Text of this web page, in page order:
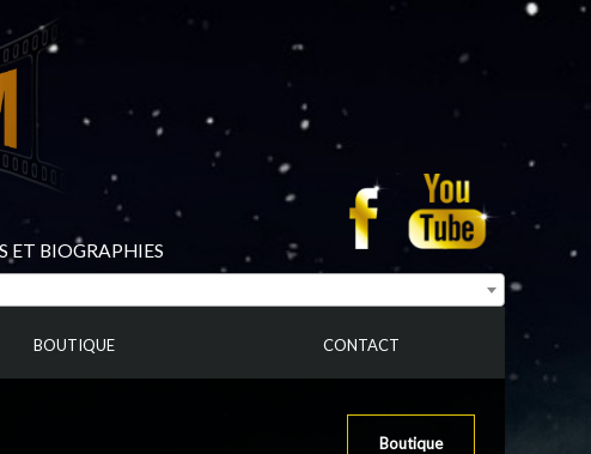
ET BIOGRAPHIES
BOUTIQUE CONTACT
Boutique